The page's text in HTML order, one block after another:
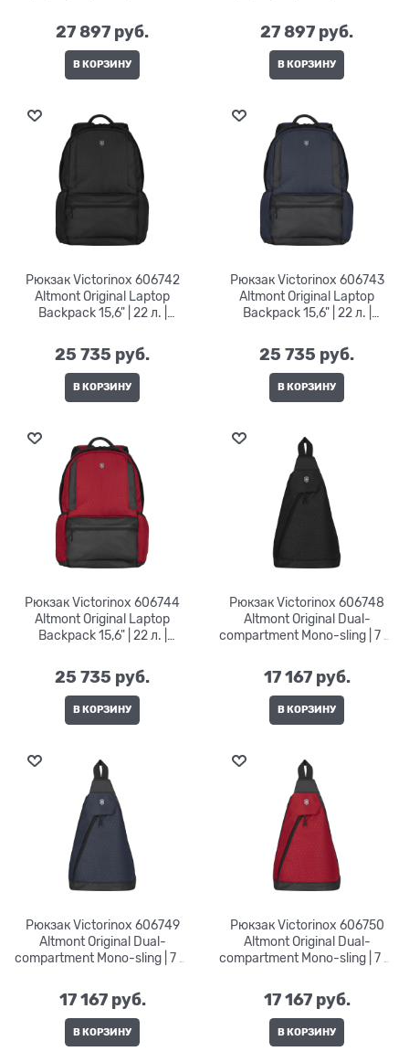
27 897 руб.
В КОРЗИНУ
27 897 руб.
В КОРЗИНУ
Рюкзак Victorinox 606742
Altmont Original Laptop
Backpack 15,6" | 22 л. |
25 735 руб.
В КОРЗИНУ
Рюкзак Victorinox 606743
Altmont Original Laptop
Backpack 15,6" | 22 л. |
25 735 руб.
В КОРЗИНУ
Рюкзак Victorinox 606744
Altmont Original Laptop
Backpack 15,6" | 22 л. |
25 735 руб.
В КОРЗИНУ
Рюкзак Victorinox 606748
Altmont Original Dual-
compartment Mono-sling | 7 л.
17 167 руб.
В КОРЗИНУ
Рюкзак Victorinox 606749
Altmont Original Dual-
compartment Mono-sling | 7 л.
17 167 руб.
В КОРЗИНУ
Рюкзак Victorinox 606750
Altmont Original Dual-
compartment Mono-sling | 7 л.
17 167 руб.
В КОРЗИНУ